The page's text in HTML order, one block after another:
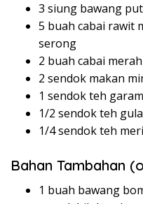
3 siung bawang
5 buah cabai rawit
serong
2 buah cabai
2 sendok makan
1 sendok teh garam
1/2 sendok teh
1/4 sendok teh
Bahan Tambahan
1 buah bawang